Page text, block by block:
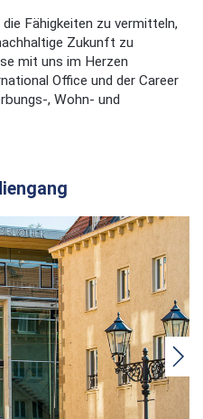
Fähigkeiten zu vermitteln,
Zukunft zu
mit uns im Herzen
Office und der Career
, Wohn- und